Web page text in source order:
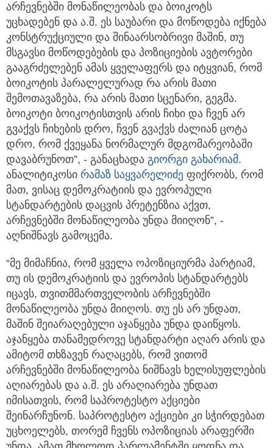
არჩევნებში მონაწილეობას და ბოიკოტს
უცხადებენ და ა.შ. ეს საუბარი და მოწოდება იქნება
კონსტრუქციული და შინაარსობრივი მაშინ, თუ
მსგავსი მოწოდებების და პოზიციების ავტორები
გააგრძელებენ ამას ყველაფერს და იტყვიან, რომ
ბოიკოტის პარალელურად რა არის მათი
შემოთავაზება, რა არის მათი სცენარი, გეგმა.
ბოიკოტი ბოიკოტისთვის არის ჩიხი და ჩვენ არ
გვაქვს ჩიხების დრო, ჩვენ გვაქვს ძალიან ცოტა
დრო, რომ ქვეყანა ნორმალურ მდგომარეობაში
დავაბრუნოთ”, - განაცხადა გიორგი გახარიამ.
ანალიტიკოსი რამაზ საყვარელიძე ფიქრობს, რომ
მათ, ვისაც დემოკრატიის და ევროპული
სტანდარტების დაცვის პრეტენზია აქვთ,
არჩევნებში მონაწილეობა უნდა მიიღონ”, -
აღნიშნავს გამოცემა.
“მე მიმაჩნია, რომ ყველა ოპოზიციურმა პარტიამ,
თუ ის დემოკრატიის და ევროპის სტანდარტებს
იცავს, თვითმმართველობის არჩევნებში
მონაწილეობა უნდა მიიღოს. თუ ეს არ უნდათ,
მაშინ შეიარაღებული აჯანყება უნდა დაიწყოს.
აჯანყება თანამედროვე სტანდარტი აღარ არის და
ამიტომ თხზავენ რაღაცებს, რომ ვითომ
არჩევნებში მონაწილეობა ნიშნავს ხელისუფლების
აღიარებას და ა.შ. ეს არაღიარება უნდათ
იმისათვის, რომ საპროტესტო აქციები
შეინარჩუნონ. საპროტესტო აქციები კი სჭირდებათ
უცხოელებს, თორემ ჩვენს ოპოზიციას არაფერში